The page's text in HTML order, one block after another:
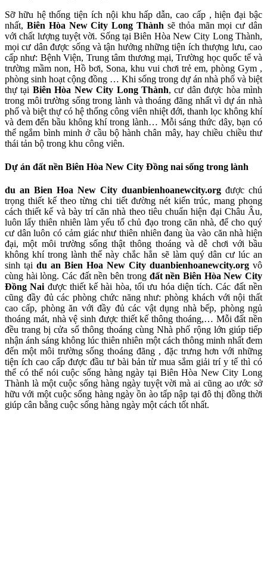
Sỡ hữu hệ thống tiện ích nội khu hấp dẫn, cao cấp , hiện đại bậc
nhất, Biên Hòa New City Long Thành sẽ thỏa mãn mọi cư dân
với chất lượng tuyệt vời. Sống tại Biên Hòa New City Long Thành,
mọi cư dân được sống và tận hưởng những tiện ích thượng lưu, cao
cấp như: Bệnh Viện, Trung tâm thương mại, Trường học quốc tế và
trường mầm non, Hồ bơi, Sona, khu vui chơi trẻ em, phòng Gym ,
phòng sinh hoạt cộng đồng … Khi sống trong dự án nhà phố và biệt
thự tại Biên Hòa New City Long Thành, cư dân được hòa mình
trong môi trường sống trong lành và thoáng đãng nhất vì dự án nhà
phố và biệt thự có hệ thống công viên nhiệt đới, thanh lọc không khí
và đem đến bầu không khí trong lành… Mỗi sáng thức dây, bạn có
thể ngắm bình minh ở cầu bộ hành chân mây, hay chiều chiều thư
thái tản bộ trong khu công viên.
Dự án đất nền Biên Hòa New City Đồng nai sống trong lành
du an Bien Hoa New City duanbienhoanewcity.org được chú
trọng thiết kế theo từng chi tiết đường nét kiến trúc, mang phong
cách thiết kế và bày trí căn nhà theo tiêu chuẩn hiện đại Châu Âu,
luôn lấy thiên nhiên làm yếu tố chủ đạo trong căn nhà, để cho quý
cư dân luôn có cảm giác như thiên nhiên đang ùa vào căn nhà hiện
đại, một môi trường sống thật thông thoáng và dễ chơi với bầu
không khí trong lành thế này chắc hẳn sẽ làm quý dân cư lúc an
sinh tại du an Bien Hoa New City duanbienhoanewcity.org vô
cùng hài lòng. Các đất nền bên trong đất nền Biên Hòa New City
Đồng Naiđược thiết kế hài hòa, tối ưu hóa diện tích. Các đất nền
cũng đầy đủ các phòng chức năng như: phòng khách với nội thất
cao cấp, phòng ăn với đầy đủ các vật dụng nhà bếp, phòng ngủ
thoáng mát, nhà vệ sinh được thiết kế thông thoáng,… Mỗi đất nền
đều trang bị cửa sổ thông thoáng cùng Nhà phố rộng lớn giúp tiếp
nhận ánh sáng không lúc thiên nhiên một cách thông minh nhất đem
đến một môi trường sống thoáng đãng , đặc trưng hơn với những
tiện ích cao cấp được đầu tư bài bản từ mua sắm giải trí y tế thì có
thể có thể nói cuộc sống hàng ngày tại Biên Hòa New City Long
Thành là một cuộc sống hàng ngày tuyệt vời mà ai cũng ao ước sở
hữu với một cuộc sống hàng ngày ồn ào tấp nập tại đô thị đồng thời
giúp cân bằng cuộc sống hàng ngày một cách tốt nhất.